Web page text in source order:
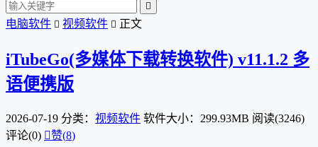

电脑软件  视频软件  正文
iTubeGo(多媒体下载转换软件) v11.1.2 多
语便携版
2026-07-19 分类： 视频软件 软件大小：299.93MB 阅读(3246)
评论(0) 赞(8)